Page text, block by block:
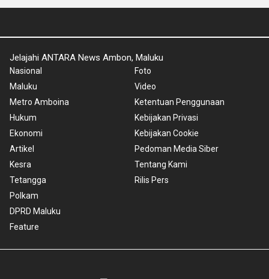
Jelajahi ANTARA News Ambon, Maluku
Nasional
Maluku
Metro Amboina
Hukum
Ekonomi
Artikel
Kesra
Tetangga
Polkam
DPRD Maluku
Feature
Foto
Video
Ketentuan Penggunaan
Kebijakan Privasi
Kebijakan Cookie
Pedoman Media Siber
Tentang Kami
Rilis Pers